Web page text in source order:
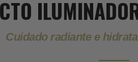
Cuidado radiante e